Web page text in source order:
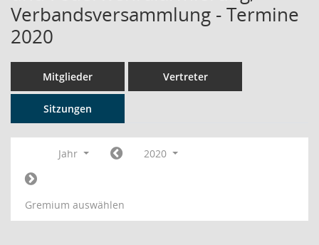
Verbandsversammlung - Termine
2020
Mitglieder Vertreter
Sitzungen
Jahr 2020
Gremium auswählen